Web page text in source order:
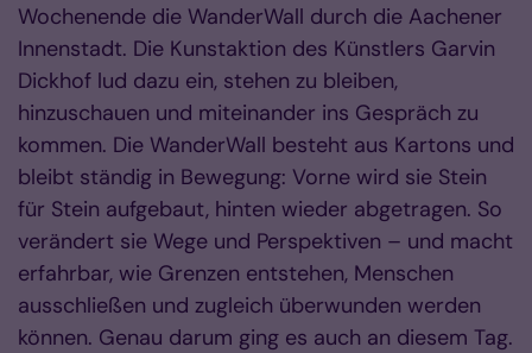
Wochenende die WanderWall durch die Aachener
Innenstadt. Die Kunstaktion des Künstlers Garvin
Dickhof lud dazu ein, stehen zu bleiben,
hinzuschauen und miteinander ins Gespräch zu
kommen. Die WanderWall besteht aus Kartons und
bleibt ständig in Bewegung: Vorne wird sie Stein
für Stein aufgebaut, hinten wieder abgetragen. So
verändert sie Wege und Perspektiven – und macht
erfahrbar, wie Grenzen entstehen, Menschen
ausschließen und zugleich überwunden werden
können. Genau darum ging es auch an diesem Tag.